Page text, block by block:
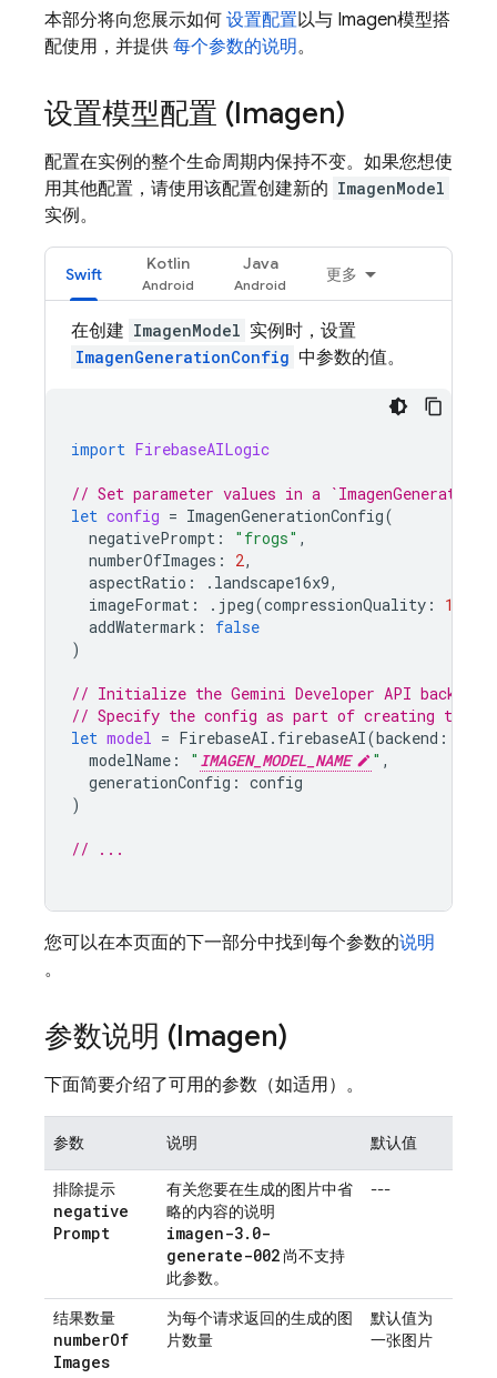
本部分将向您展示如何 设置配置以与 Imagen模型搭
配使用，并提供 每个参数的说明。
设置模型配置 (Imagen)
配置在实例的整个生命周期内保持不变。如果您想使
用其他配置，请使用该配置创建新的 ImagenModel
实例。
Swift
Kotlin Java
更多
在创建 ImagenModel 实例时，设置
ImagenGenerationConfig 中参数的值。
import FirebaseAILogic
// Set parameter values in a
let config = ImagenGenerationConfig(
negativePrompt : "frogs" ,
numberOfImages : 2,
aspectRatio : . landscape16x9,
imageFormat : . jpeg(compressionQuality : 100
addWatermark :
false
)
// Initialize the Gemini Developer API backend
// Specify the config as part of creating the
let model = FirebaseAI . firebaseAI(backend :
modelName : " IMAGEN_MODEL_NAME " ,
generationConfig : config
)
// ...
您可以在本页面的下一部分中找到每个参数的说明
。
参数说明 (Imagen)
下面简要介绍了可用的参数（如适用）。
参数 说明 默认值
排除提示
negative
Prompt
有关您要在生成的图片中省
略的内容的说明
imagen-3.0-
generate-002 尚不支持
此参数。
---
结果数量
numberOf
Images
为每个请求返回的生成的图
片数量
默认值为
一张图片